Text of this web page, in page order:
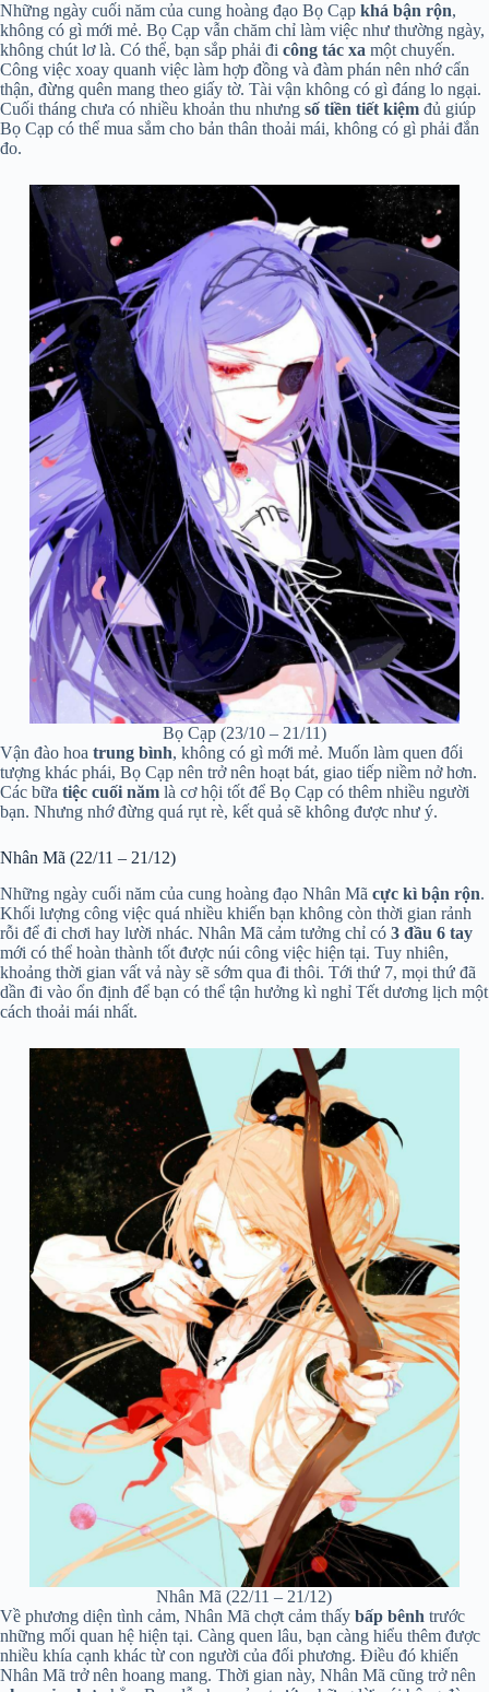
Những ngày cuối năm của cung hoàng đạo Bọ Cạp khá bận rộn,
không có gì mới mẻ. Bọ Cạp vẫn chăm chỉ làm việc như thường ngày,
không chút lơ là. Có thể, bạn sắp phải đi công tác xa một chuyến.
Công việc xoay quanh việc làm hợp đồng và đàm phán nên nhớ cẩn
thận, đừng quên mang theo giấy tờ. Tài vận không có gì đáng lo ngại.
Cuối tháng chưa có nhiều khoản thu nhưng số tiền tiết kiệm đủ giúp
Bọ Cạp có thể mua sắm cho bản thân thoải mái, không có gì phải đắn
đo.
Bọ Cạp (23/10 – 21/11)
Vận đào hoa trung bình, không có gì mới mẻ. Muốn làm quen đối
tượng khác phái, Bọ Cạp nên trở nên hoạt bát, giao tiếp niềm nở hơn.
Các bữa tiệc cuối năm là cơ hội tốt để Bọ Cạp có thêm nhiều người
bạn. Nhưng nhớ đừng quá rụt rè, kết quả sẽ không được như ý.
Nhân Mã (22/11 – 21/12)
Những ngày cuối năm của cung hoàng đạo Nhân Mã cực kì bận rộn.
Khối lượng công việc quá nhiều khiến bạn không còn thời gian rảnh
rỗi để đi chơi hay lười nhác. Nhân Mã cảm tưởng chỉ có 3 đầu 6 tay
mới có thể hoàn thành tốt được núi công việc hiện tại. Tuy nhiên,
khoảng thời gian vất vả này sẽ sớm qua đi thôi. Tới thứ 7, mọi thứ đã
dần đi vào ổn định để bạn có thể tận hưởng kì nghỉ Tết dương lịch một
cách thoải mái nhất.
Nhân Mã (22/11 – 21/12)
Về phương diện tình cảm, Nhân Mã chợt cảm thấy bấp bênh trước
những mối quan hệ hiện tại. Càng quen lâu, bạn càng hiểu thêm được
nhiều khía cạnh khác từ con người của đối phương. Điều đó khiến
Nhân Mã trở nên hoang mang. Thời gian này, Nhân Mã cũng trở nên